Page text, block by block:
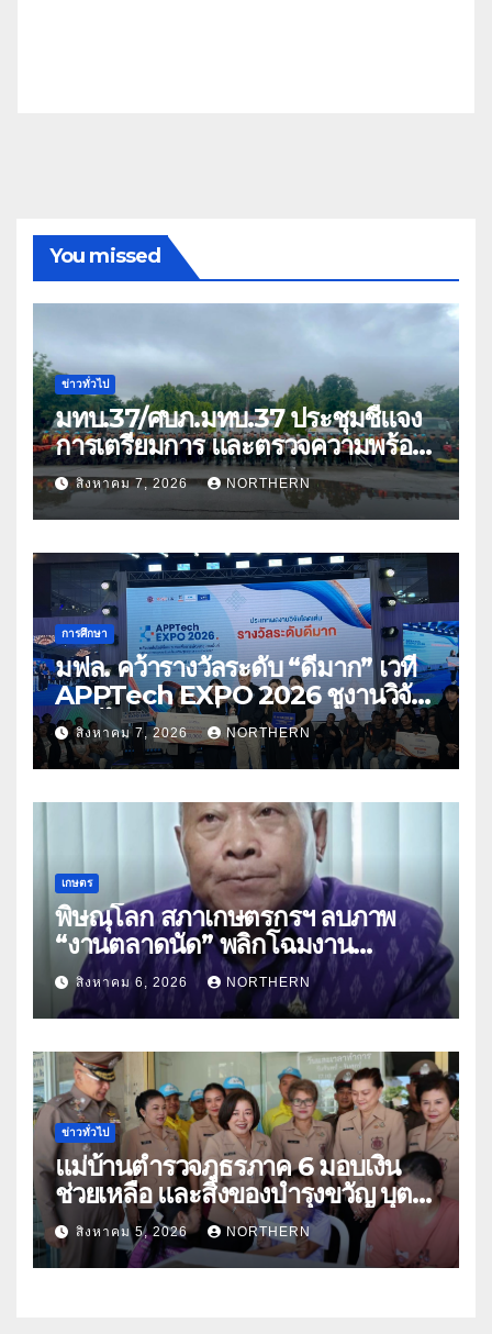
You missed
ข่าวทั่วไป
มทบ.37/ศบภ.มทบ.37 ประชุมชี้แจง
การเตรียมการ และตรวจความพร้อม
ด้านการบรรเทาสาธารณภัย
สิงหาคม 7, 2026 NORTHERN
การศึกษา
มฟล. คว้ารางวัลระดับ “ดีมาก” เวที
APPTech EXPO 2026 ชูงานวิจัย
สมุนไพร ขับเคลื่อนนวัตกรรมสู่เชิง
พาณิชย์
สิงหาคม 7, 2026 NORTHERN
เกษตร
พิษณุโลก สภาเกษตรกรฯ ลบภาพ
“งานตลาดนัด” พลิกโฉมงาน
“เกษตรรุ่งเรืองเมืองสองแคว 69” มุ่ง
ประโยชน์เกษตรกร ดึงนวัตกรรม-จับ
คู่ธุรกิจดันสินค้าเกษตรสู่สากล (คลิป)
สิงหาคม 6, 2026 NORTHERN
ข่าวทั่วไป
แม่บ้านตำรวจภูธรภาค 6 มอบเงิน
ช่วยเหลือ และสิ่งของบำรุงขวัญ บุตร-
ธิดา ข้าราชการตำรวจจังหวัด
อุทัยธานี
สิงหาคม 5, 2026 NORTHERN